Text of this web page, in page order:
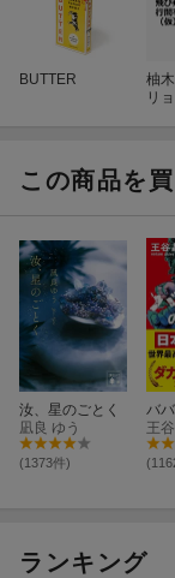
BUTTER
柚
リ
ロ
万
この商品を
汝、星のごとく
凪良 ゆう
(1373件)
バ
王
ランキング